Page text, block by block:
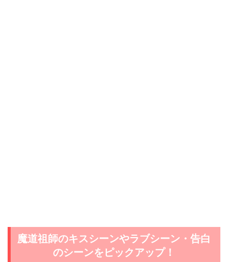
魔道祖師のキスシーンやラブシーン・告白
のシーンをピックアップ！